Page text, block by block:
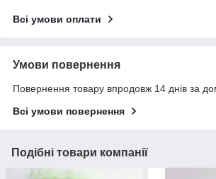
Всі умови оплати
Умови повернення
Повернення товару впродовж 14 днів за
Всі умови повернення
Подібні товари компанії